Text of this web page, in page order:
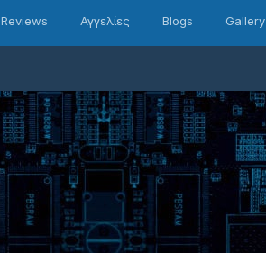
Reviews Αγγελίες Blogs Gallery